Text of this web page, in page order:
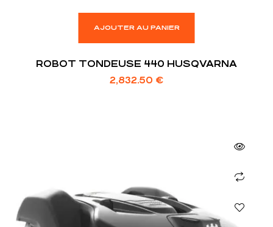
AJOUTER AU PANIER
ROBOT TONDEUSE 440 HUSQVARNA
2,832.50 €